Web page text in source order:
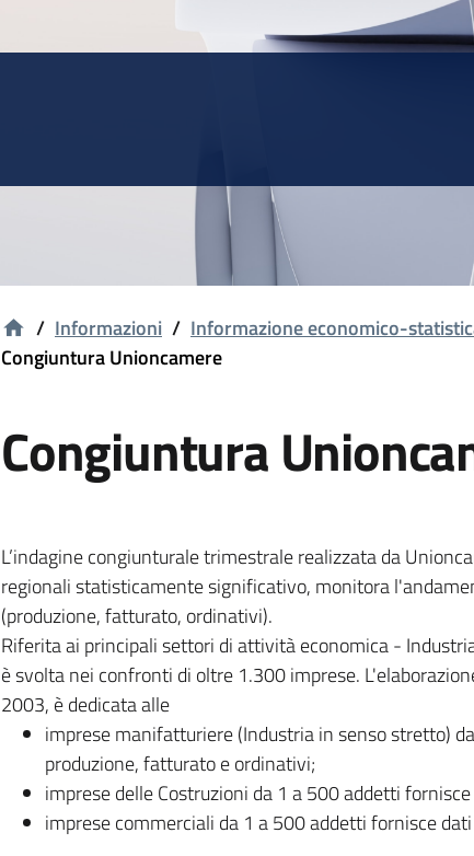
/ Informazioni / Informazione economico-
Congiuntura Unioncamere
Congiuntura
L’indagine congiunturale trimestrale realizzata da
regionali statisticamente significativo, monitora
(produzione, fatturato, ordinativi).
Riferita ai principali settori di attività economica -
è svolta nei confronti di oltre 1.300 imprese.
2003, è dedicata alle
imprese manifatturiere (Industria in senso stretto)
produzione, fatturato e ordinativi;
imprese delle Costruzioni da 1 a 500 addetti
imprese commerciali da 1 a 500 addetti fornisce